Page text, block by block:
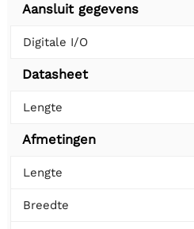
Aansluit gegevens
Digitale I/O
Datasheet
Lengte
Afmetingen
Lengte
Breedte